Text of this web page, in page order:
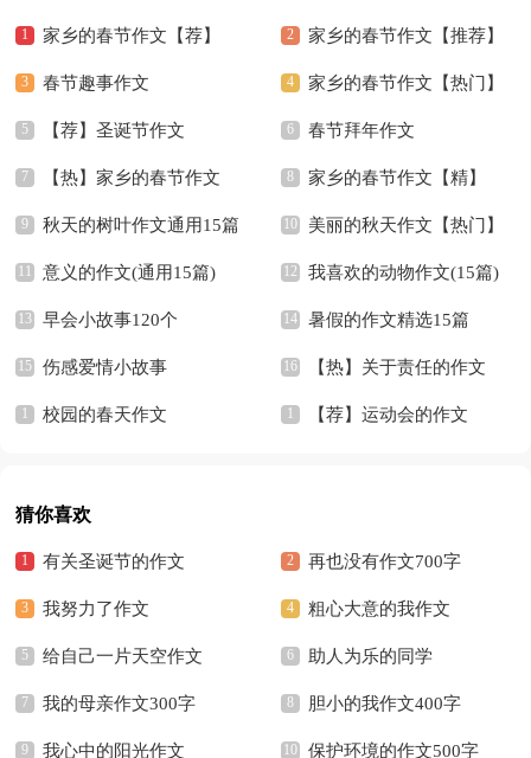
家乡的春节作文【荐】 家乡的春节作文【推荐】
春节趣事作文 家乡的春节作文【热门】
【荐】圣诞节作文 春节拜年作文
【热】家乡的春节作文 家乡的春节作文【精】
秋天的树叶作文通用15篇 美丽的秋天作文【热门】
意义的作文(通用15篇) 我喜欢的动物作文(15篇)
早会小故事120个 暑假的作文精选15篇
伤感爱情小故事 【热】关于责任的作文
校园的春天作文 【荐】运动会的作文
猜你喜欢
有关圣诞节的作文 再也没有作文700字
我努力了作文 粗心大意的我作文
给自己一片天空作文 助人为乐的同学
我的母亲作文300字 胆小的我作文400字
我心中的阳光作文 保护环境的作文500字